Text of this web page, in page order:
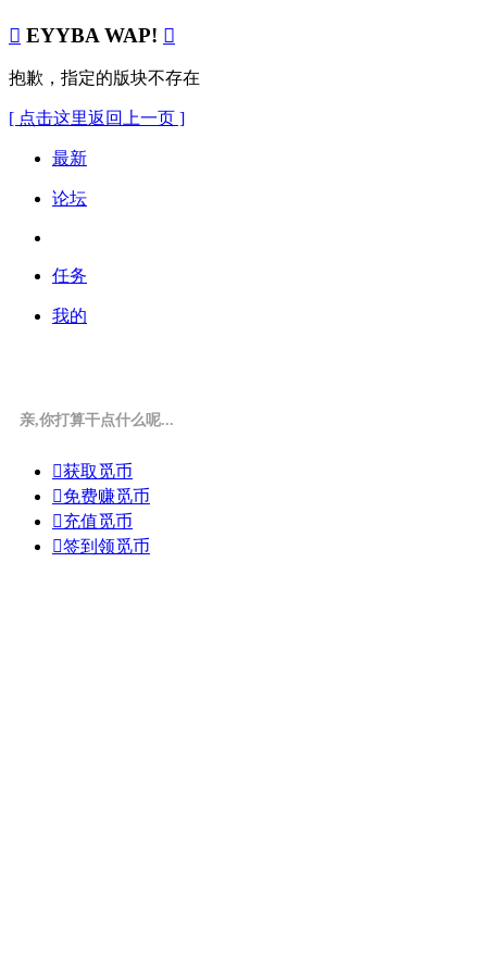
 EYYBA WAP! 
抱歉，指定的版块不存在
[ 点击这里返回上一页 ]
最新
论坛
任务
我的
亲,你打算干点什么呢...
获取觅币
免费赚觅币
充值觅币
签到领觅币